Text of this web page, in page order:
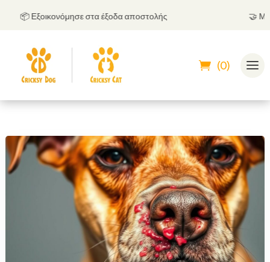
📦 Εξοικονόμησε στα έξοδα αποστολής
(0)